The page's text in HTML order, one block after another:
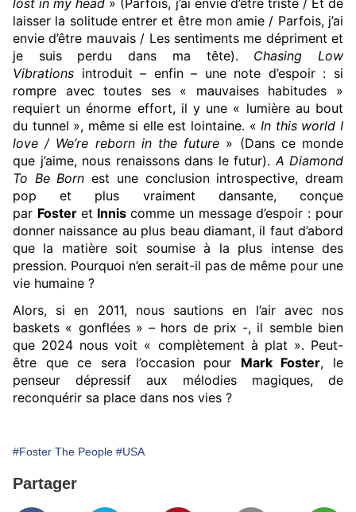
lost in my head » (Parfois, j’ai envie d’être triste / Et de
laisser la solitude entrer et être mon amie / Parfois, j’ai
envie d’être mauvais / Les sentiments me dépriment et
je suis perdu dans ma tête).
Chasing Low
Vibrations introduit – enfin – une note d’espoir : si
rompre avec toutes ses « mauvaises habitudes »
requiert un énorme effort, il y une « lumière au bout
du tunnel », même si elle est lointaine. « In this world I
love / We’re reborn in the future » (Dans ce monde
que j’aime, nous renaissons dans le futur). A Diamond
To Be Born est une conclusion introspective, dream
pop et plus vraiment dansante, conçue
par Foster et Innis comme un message d’espoir : pour
donner naissance au plus beau diamant, il faut d’abord
que la matière soit soumise à la plus intense des
pression. Pourquoi n’en serait-il pas de même pour une
vie humaine ?
Alors, si en 2011, nous sautions en l’air avec nos
baskets « gonflées » – hors de prix -, il semble bien
que 2024 nous voit « complètement à plat ». Peut-
être que ce sera l’occasion pour
Mark Foster, le
penseur dépressif aux mélodies magiques, de
reconquérir sa place dans nos vies ?
#Foster The People #USA
Partager